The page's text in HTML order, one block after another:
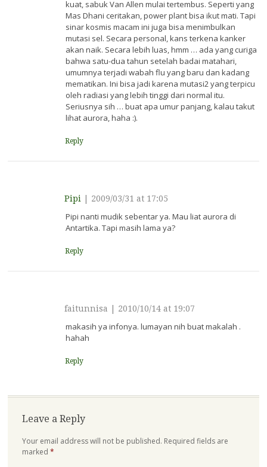
kuat, sabuk Van Allen mulai tertembus. Seperti yang
Mas Dhani ceritakan, power plant bisa ikut mati. Tapi
sinar kosmis macam ini juga bisa menimbulkan
mutasi sel. Secara personal, kans terkena kanker
akan naik. Secara lebih luas, hmm … ada yang curiga
bahwa satu-dua tahun setelah badai matahari,
umumnya terjadi wabah flu yang baru dan kadang
mematikan. Ini bisa jadi karena mutasi2 yang terpicu
oleh radiasi yang lebih tinggi dari normal itu.
Seriusnya sih … buat apa umur panjang, kalau takut
lihat aurora, haha :).
Reply
Pipi 2009/03/31 at 17:05
Pipi nanti mudik sebentar ya. Mau liat aurora di
Antartika. Tapi masih lama ya?
Reply
faitunnisa 2010/10/14 at 19:07
makasih ya infonya. lumayan nih buat makalah .
hahah
Reply
Leave a Reply
Your email address will not be published. Required fields are
marked *